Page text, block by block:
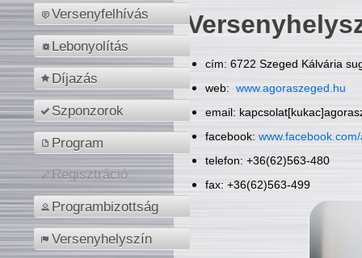
Versenyfelhívás
Lebonyolítás
Díjazás
Szponzorok
Program
Regisztráció
Programbizottság
Versenyhelyszín
cím: 6722 Szeged Kálvária
web: www.agoraszeged.hu
email:
facebook:
telefon: +36(62)563-480
fax: +36(62)563-499